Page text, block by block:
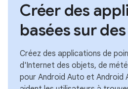
Créer des
basées sur
Créez des applications de
d'Internet des objets, de
pour Android Auto et Android